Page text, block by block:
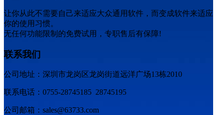
让你从此不需要自己来适应大众通用软件，而变成软件来适应
你的使用习惯。
无任何功能限制的免费试用，专职售后有保障!
联系我们
公司地址：深圳市龙岗区龙岗街道远洋广场13栋2010
联系电话：0755-28745185 28745195
公司邮箱：sales@63733.com